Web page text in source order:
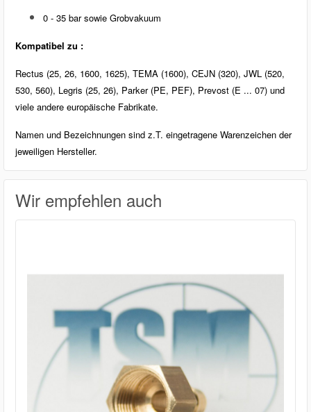
0 - 35 bar sowie Grobvakuum
Kompatibel zu :
Rectus (25, 26, 1600, 1625), TEMA (1600), CEJN (320), JWL (520,
530, 560), Legris (25, 26), Parker (PE, PEF), Prevost (E ... 07) und
viele andere europäische Fabrikate.
Namen und Bezeichnungen sind z.T. eingetragene Warenzeichen der
jeweiligen Hersteller.
Wir empfehlen auch